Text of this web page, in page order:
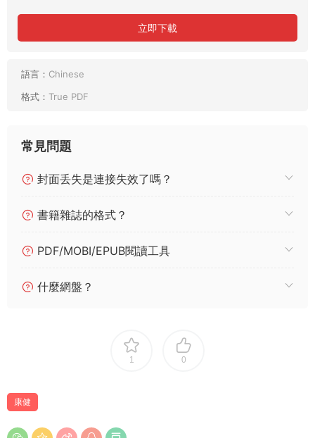
立即下載
語言： Chinese
格式： True PDF
常見問題
封面丢失是連接失效了嗎？
書籍雜誌的格式？
PDF/MOBI/EPUB閱讀工具
什麼網盤？
1 0
康健